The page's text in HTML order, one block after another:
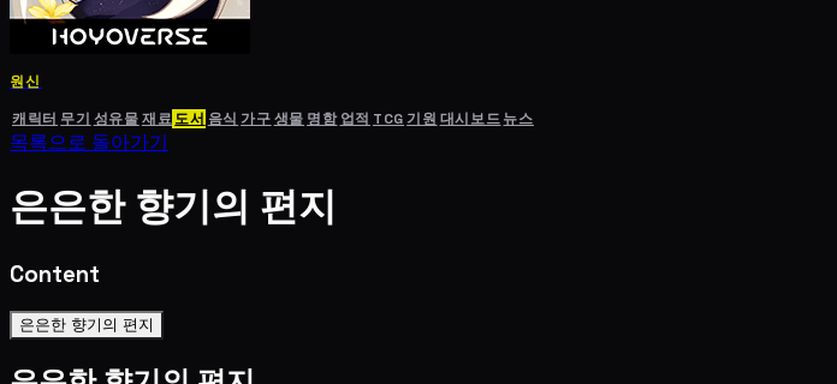
원신
캐릭터 무기 성유물재료도서 음식 가구생물 명함 업적 TCG기원 대시보드뉴스
목록으로 돌아가기
은은한 향기의 편지
Content
은은한 향기의 편지